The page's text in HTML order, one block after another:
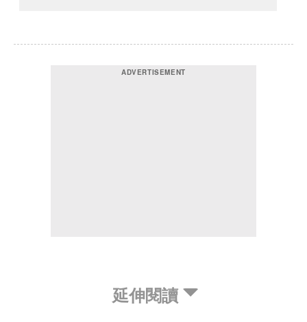
延伸閱讀